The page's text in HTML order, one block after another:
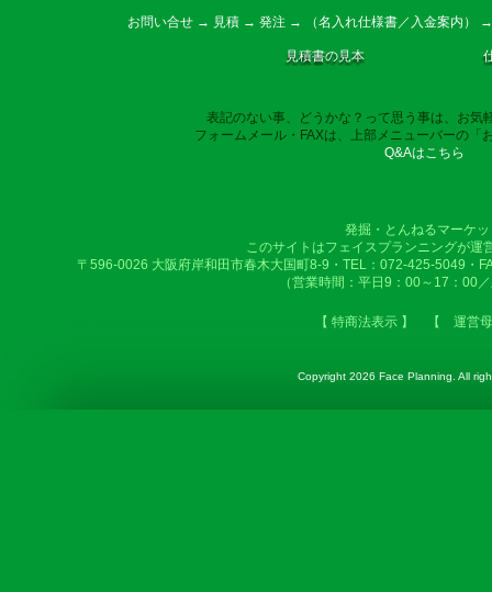
お問い合せ → 見積 → 発注 → （名入れ仕様書／入金案内）
見積書の見本
表記のない事、どうかな？って思う事は、お気
フォームメール・FAXは、上部メニューバーの「
Q&Aはこちら
発掘・とんねるマーケ
このサイトはフェイスプランニングが運
〒596-0026 大阪府岸和田市春木大国町8-9・TEL：072-425-5049・
（営業時間：平日9：00～17：00
【 特商法表示 】 【 運営
Copyright 2026 Face Planning. All